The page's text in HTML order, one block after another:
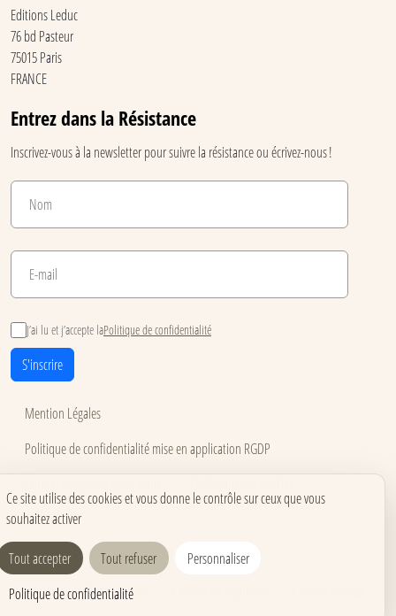
Editions Leduc
76 bd Pasteur
75015 Paris
FRANCE
Entrez dans la Résistance
Inscrivez-vous à la newsletter pour suivre la résistance ou écrivez-nous !
J’ai lu et j’accepte laPolitique de confidentialité
S'inscrire
Mention Légales
Politique de confidentialité mise en application RGDP
Accessibilité
Carnets pour événements
Carnets corporate
Carnets pros & formations
Ce site utilise des cookies et vous donne le contrôle sur ceux que vous
souhaitez activer
Tout accepter Tout refuser
Personnaliser
Politique de confidentialité